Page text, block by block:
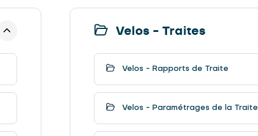
Velos - Traites
Velos - Rapports de Traite
Velos - Paramétrages de la Traite